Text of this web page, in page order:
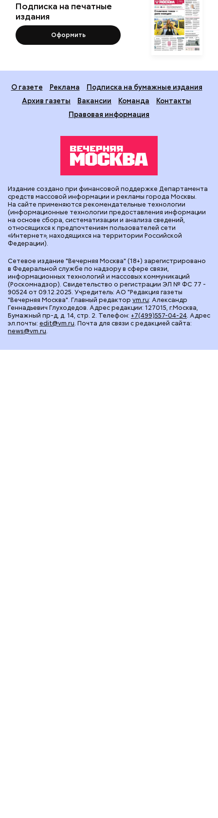
Подписка на печатные
издания
Оформить
О газете Реклама
Подписка на бумажные издания
Архив газеты
Вакансии Команда
Контакты
Правовая информация
Сетевое издание "Вечерняя Москва" (18+) зарегистрировано
в Федеральной службе по надзору в сфере связи,
информационных технологий и массовых коммуникаций
(Роскомнадзор). Свидетельство о регистрации ЭЛ № ФС 77 -
90524 от 09.12.2025. Учредитель: АО "Редакция газеты
"Вечерняя Москва". Главный редактор vm.ru: Александр
Геннадьевич Глуходедов. Адрес редакции: 127015, г.Москва,
Бумажный пр-д, д. 14, стр. 2. Телефон: +7(499)557-04-24. Адрес
эл.почты: edit@vm.ru. Почта для связи с редакцией сайта:
news@vm.ru.
Издание создано при финансовой поддержке Департамента
средств массовой информации и рекламы города Москвы.
На сайте применяются рекомендательные технологии
(информационные технологии предоставления информации
на основе сбора, систематизации и анализа сведений,
относящихся к предпочтениям пользователей сети
«Интернет», находящихся на территории Российской
Федерации).